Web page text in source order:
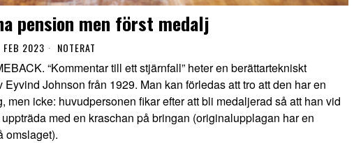
pension men först medalj
FEB 2023 NOTERAT
“Kommentar till ett stjärnfall” heter en berättartekniskt
Johnson från 1929. Man kan förledas att tro att den har en
men icke: huvudpersonen fikar efter att bli medaljerad så att han vid
med en kraschan på bringan (originalupplagan har en
omslaget).